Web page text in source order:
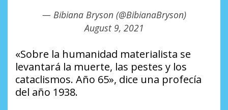
— Bibiana Bryson (@BibianaBryson)
August 9, 2021
«Sobre la humanidad materialista se
levantará la muerte, las pestes y los
cataclismos. Año 65», dice una profecía
del año 1938.